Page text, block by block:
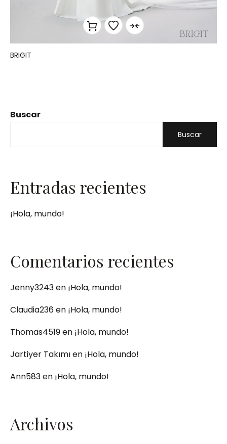
Buscar
Buscar
Entradas recientes
¡Hola, mundo!
Comentarios recientes
Jenny3243en ¡Hola, mundo!
Claudia236en ¡Hola, mundo!
Thomas4519en ¡Hola, mundo!
Jartiyer Takımıen ¡Hola, mundo!
Ann583en ¡Hola, mundo!
Archivos
BRIGIT